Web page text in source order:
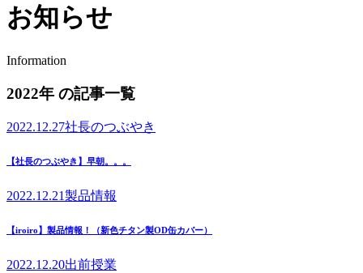
お知らせ
Information
2022年 の記事一覧
2022.12.27社長のつぶやき
【社長のつぶやき】早朝。。。
2022.12.21製品情報
【iroiro】製品情報！（新色チタン製OD缶カバー）
2022.12.20出前授業